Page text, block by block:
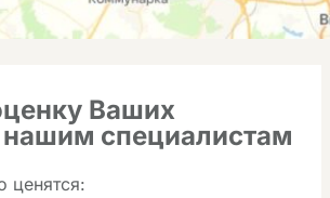
Ваших
специалистам
ценятся: